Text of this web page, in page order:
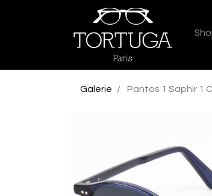
Galerie Pantos 1 Saphir 1